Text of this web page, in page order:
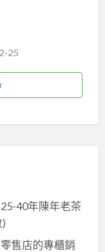
25
40年陳年老茶
售店的專櫃銷